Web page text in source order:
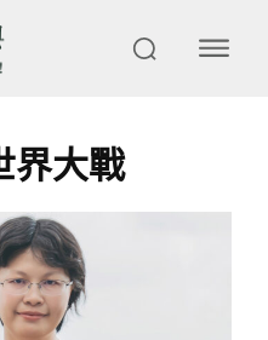
界大戰